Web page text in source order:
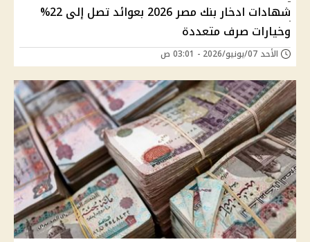
شهادات ادخار بنك مصر 2026 بعوائد تصل إلى 22%
وخيارات صرف متعددة
الأحد 07/يونيو/2026 - 03:01 ص